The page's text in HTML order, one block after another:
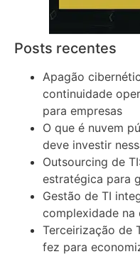
Posts recentes
Apagão
continuidade
para empresas
O que é nuvem
deve investir
Outsourcing de
estratégica para
Gestão de TI
complexidade na
Terceirização de
fez para